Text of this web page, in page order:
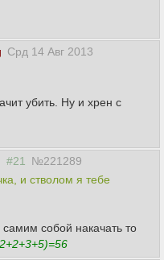
Срд 14 Авг 2013
убить. Ну и хрен с
#21
№221289
и стволом я тебе
собой накачать то